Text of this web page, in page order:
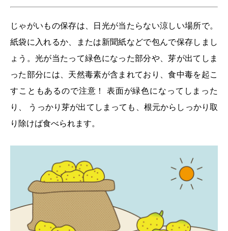
じゃがいもの保存は、日光が当たらない涼しい場所で。
紙袋に入れるか、または新聞紙などで包んで保存しまし
ょう。光が当たって緑色になった部分や、芽が出てしま
った部分には、天然毒素が含まれており、食中毒を起こ
すこともあるので注意！ 表面が緑色になってしまった
り、 うっかり芽が出てしまっても、根元からしっかり取
り除けば食べられます。